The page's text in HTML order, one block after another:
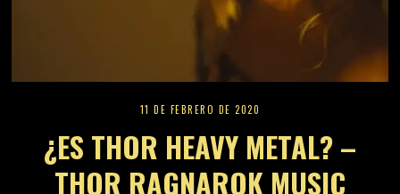
11 DE FEBRERO DE 2020
¿ES THOR HEAVY METAL? –
THOR RAGNAROK MUSIC